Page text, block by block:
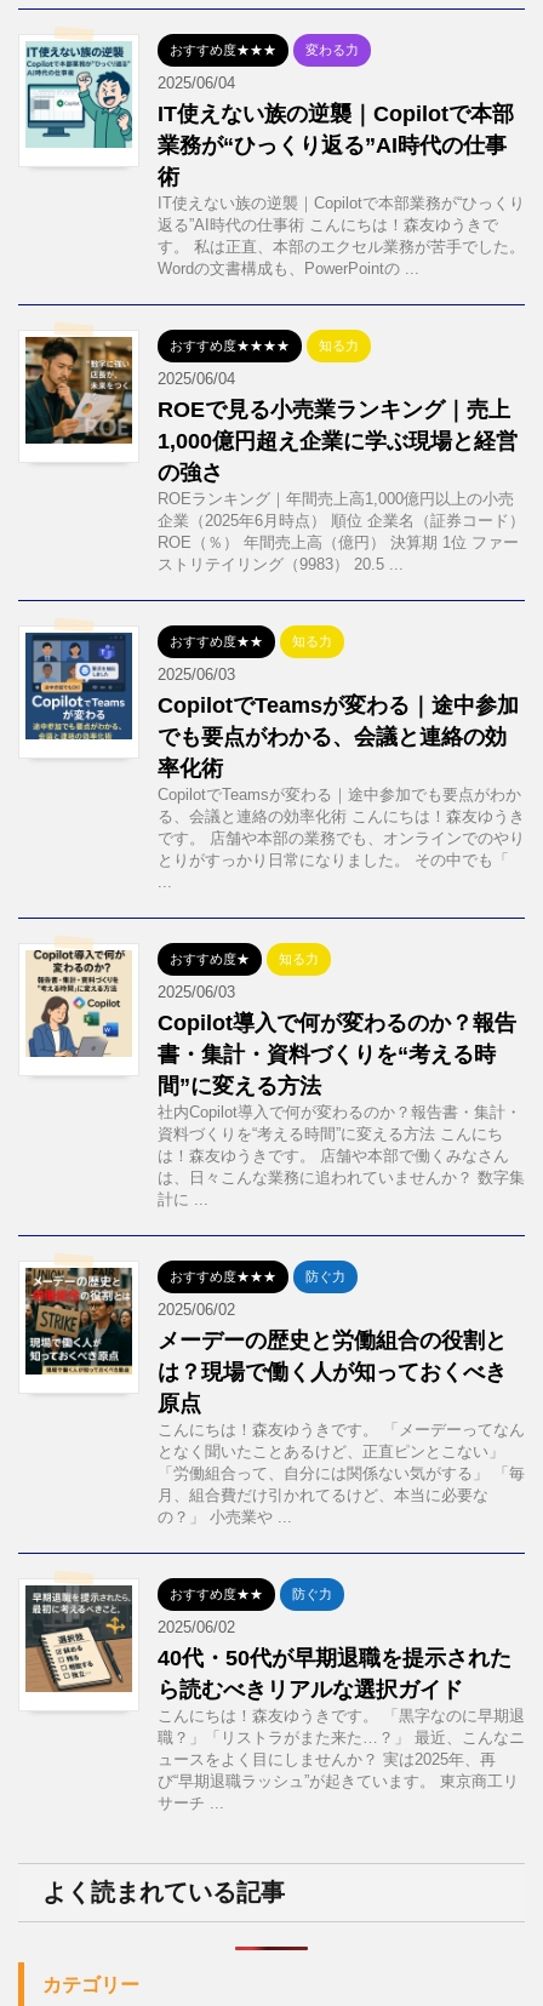
おすすめ度★★★ 変わる力
2025/06/04
IT使えない族の逆襲｜Copilotで本部
業務が“ひっくり返る”AI時代の仕事
術
IT使えない族の逆襲｜Copilotで本部業務が“ひっくり
返る”AI時代の仕事術 こんにちは！森友ゆうきで
す。 私は正直、本部のエクセル業務が苦手でした。
Wordの文書構成も、PowerPointの ...
おすすめ度★★★★ 知る力
2025/06/04
ROEで見る小売業ランキング｜売上
1,000億円超え企業に学ぶ現場と経営
の強さ
ROEランキング｜年間売上高1,000億円以上の小売
企業（2025年6月時点） 順位 企業名（証券コード）
ROE（％） 年間売上高（億円） 決算期 1位 ファー
ストリテイリング（9983） 20.5 ...
おすすめ度★★ 知る力
2025/06/03
CopilotでTeamsが変わる｜途中参加
でも要点がわかる、会議と連絡の効
率化術
CopilotでTeamsが変わる｜途中参加でも要点がわか
る、会議と連絡の効率化術 こんにちは！森友ゆうき
です。 店舗や本部の業務でも、オンラインでのやり
とりがすっかり日常になりました。 その中でも「
...
おすすめ度★ 知る力
2025/06/03
Copilot導入で何が変わるのか？報告
書・集計・資料づくりを“考える時
間”に変える方法
社内Copilot導入で何が変わるのか？報告書・集計・
資料づくりを“考える時間”に変える方法 こんにち
は！森友ゆうきです。 店舗や本部で働くみなさん
は、日々こんな業務に追われていませんか？ 数字集
計に ...
おすすめ度★★★ 防ぐ力
2025/06/02
メーデーの歴史と労働組合の役割と
は？現場で働く人が知っておくべき
原点
こんにちは！森友ゆうきです。 「メーデーってなん
となく聞いたことあるけど、正直ピンとこない」
「労働組合って、自分には関係ない気がする」 「毎
月、組合費だけ引かれてるけど、本当に必要な
の？」 小売業や ...
おすすめ度★★ 防ぐ力
2025/06/02
40代・50代が早期退職を提示された
ら読むべきリアルな選択ガイド
こんにちは！森友ゆうきです。 「黒字なのに早期退
職？」「リストラがまた来た…？」 最近、こんなニ
ュースをよく目にしませんか？ 実は2025年、再
び“早期退職ラッシュ”が起きています。 東京商工リ
サーチ ...
よく読まれている記事
カテゴリー